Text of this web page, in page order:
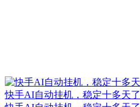
快手AI自动挂机，稳定十多天了